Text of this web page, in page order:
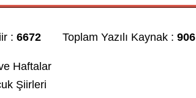
:6672 Toplam Yazılı Kaynak :906
Haftalar
Şiirleri